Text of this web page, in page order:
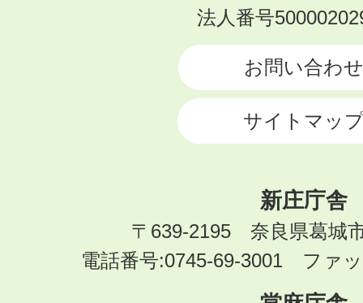
KATSURAGI
法人番号
お問い合わせ
サイトマッ
新庄庁舎
〒639-2195 奈良県葛城
電話番号:0745-69-3001 ファ